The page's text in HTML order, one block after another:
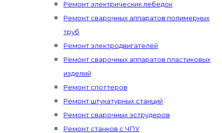
Ремонт электрических лебедок
Ремонт сварочных аппаратов полимерных
труб
Ремонт электродвигателей
Ремонт сварочных аппаратов пластиковых
изделий
Ремонт споттеров
Ремонт штукатурных станций
Ремонт сварочных эструдеров
Ремонт станков с ЧПУ